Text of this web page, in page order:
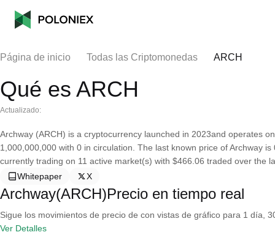
Página de inicio Todas las Criptomonedas ARCH
Qué es ARCH
Actualizado:
Archway (ARCH) is a cryptocurrency launched in 2023and operates
1,000,000,000 with 0 in circulation. The last known price of Archway
currently trading on 11 active market(s) with $466.06 traded over the
Whitepaper
X
Archway(ARCH)Precio en tiempo real
Sigue los movimientos de precio de con vistas de gráfico para 1 día,
Ver Detalles